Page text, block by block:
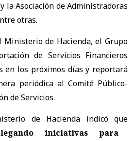
la Asociación de Administradoras
otras.
Ministerio de Hacienda, el Grupo
de Servicios Financieros
en los próximos días y reportará
periódica al Comité Público-
de Servicios.
de Hacienda indicó que
iniciativas para